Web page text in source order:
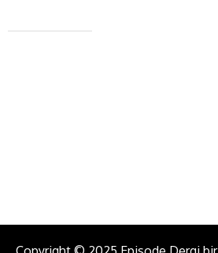
+90 543 345 46 00